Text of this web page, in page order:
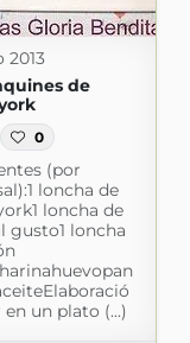
2013
de
0
(por
loncha de
loncha de
gusto1 loncha
en un plato (...)